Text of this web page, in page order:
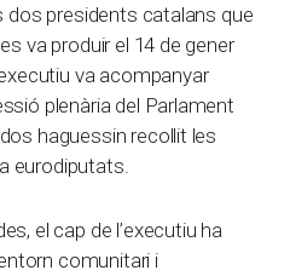
dos presidents catalans que
va produir el 14 de gener
va acompanyar
plenària del Parlament
haguessin recollit les
eurodiputats.
el cap de l’executiu ha
comunitari i